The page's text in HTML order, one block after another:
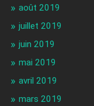
août 2019
juillet 2019
juin 2019
mai 2019
avril 2019
mars 2019